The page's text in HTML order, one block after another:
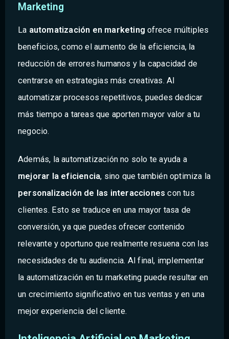
Marketing
La automatización en marketing ofrece múltiples
beneficios, como el aumento de la eficiencia, la
reducción de errores humanos y la capacidad de
centrarse en estrategias más creativas. Al
automatizar procesos repetitivos, puedes dedicar
más tiempo a tareas que aporten mayor valor a tu
negocio.
Además, la automatización no solo te ayuda a
mejorar la eficiencia, sino que también optimiza la
personalización de las interacciones con tus
clientes. Esto se traduce en una mayor tasa de
conversión, ya que puedes ofrecer contenido
relevante y oportuno que realmente resuena con las
necesidades de tu audiencia. Al final, implementar
la automatización en tu marketing puede resultar en
un crecimiento significativo en tus ventas y en una
mejor experiencia del cliente.